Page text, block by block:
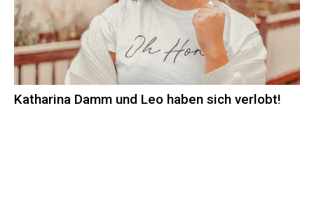
Katharina Damm und Leo haben sich verlobt!